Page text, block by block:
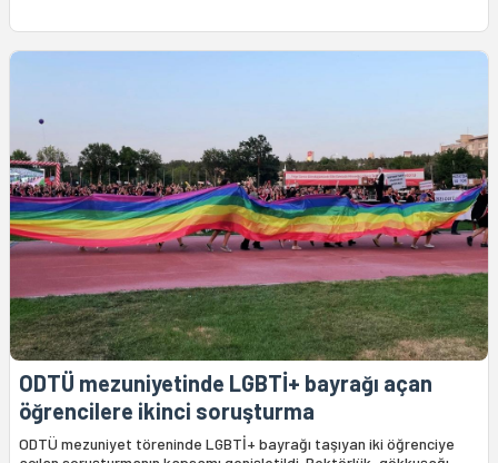
ODTÜ mezuniyetinde LGBTİ+ bayrağı açan
öğrencilere ikinci soruşturma
ODTÜ mezuniyet töreninde LGBTİ+ bayrağı taşıyan iki öğrenciye